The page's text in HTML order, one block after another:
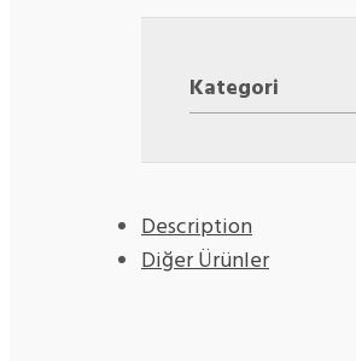
Kategori
Description
Diğer Ürünler